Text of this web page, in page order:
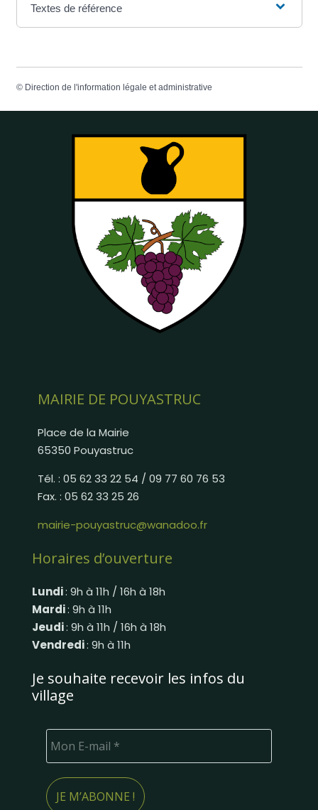
Textes de référence
© Direction de l'information légale et administrative
MAIRIE DE POUYASTRUC
Place de la Mairie
65350 Pouyastruc
Tél. : 05 62 33 22 54 / 09 77 60 76 53
Fax. : 05 62 33 25 26
mairie-pouyastruc@wanadoo.fr
Horaires d’ouverture
Lundi: 9h à 11h / 16h à 18h
Mardi: 9h à 11h
Jeudi: 9h à 11h / 16h à 18h
Vendredi: 9h à 11h
Je souhaite recevoir les infos du
village